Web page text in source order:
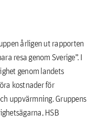
årligen ut rapporten
resa genom Sverige”. I
genom landets
kostnader för
uppvärmning. Gruppens
HSB